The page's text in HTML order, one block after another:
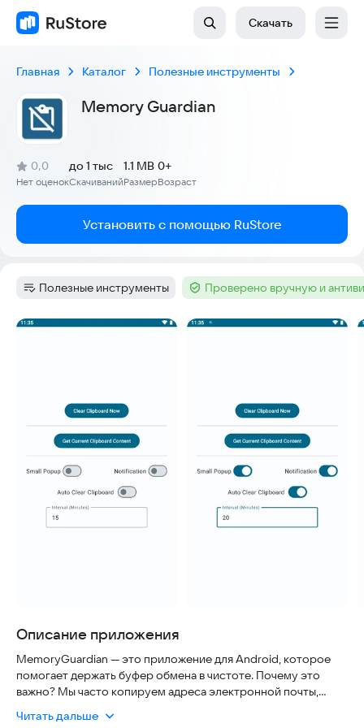
Скачать
Главная Каталог Полезные инструменты
Memory Guardian
Рейтинг:
0,0
(
Нет оценок
)
Скачиваний
до 1 тыс
Размер
1.1 MB
Возраст
0+
Установить с помощью RuStore
Категория:
Полезные инструменты Тег :Проверено вручную и
Скриншоты
Описание приложения
MemoryGuardian — это приложение для Android, которое
помогает держать буфер обмена в чистоте. Почему это
важно? Мы часто копируем адреса электронной почты,
которые могут незаметно прочитать содержимое вашего
Читать дальше